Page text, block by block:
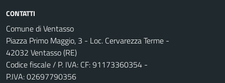
CONTATTI
Comune di Ventasso
Piazza Primo Maggio, 3 - Loc. Cervarezza Terme -
42032 Ventasso (RE)
Codice fiscale / P. IVA: CF: 91173360354 -
P.IVA: 02697790356